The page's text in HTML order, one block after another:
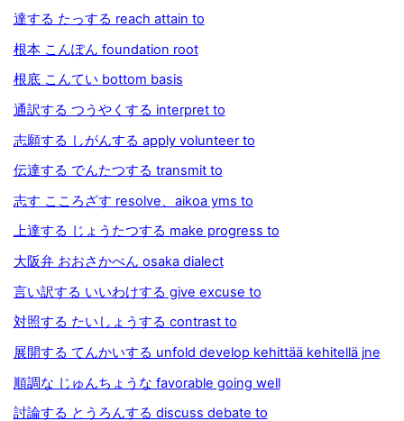
達する たっする reach attain to
根本 こんぽん foundation root
根底 こんてい bottom basis
通訳する つうやくする interpret to
志願する しがんする apply volunteer to
伝達する でんたつする transmit to
志す こころざす resolve、aikoa yms to
上達する じょうたつする make progress to
大阪弁 おおさかべん osaka dialect
言い訳する いいわけする give excuse to
対照する たいしょうする contrast to
展開する てんかいする unfold develop kehittää kehitellä jne
順調な じゅんちょうな favorable going well
討論する とうろんする discuss debate to